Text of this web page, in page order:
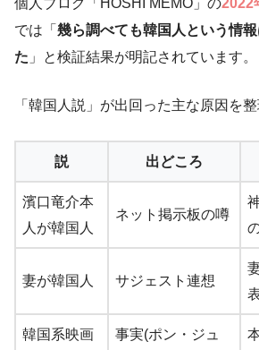
個人ブログ「HOSHI MEMO」の2022
では「 幾ら調べても韓国人という情
た 」と検証結果が明記されています。
「韓国人説」が出回った主な原因を整
説 出どころ
濱口竜介本
人が韓国人
ネット掲示板の噂
妻が韓国人 サジェスト連想
韓国系映画
事実(ポン・ジュ